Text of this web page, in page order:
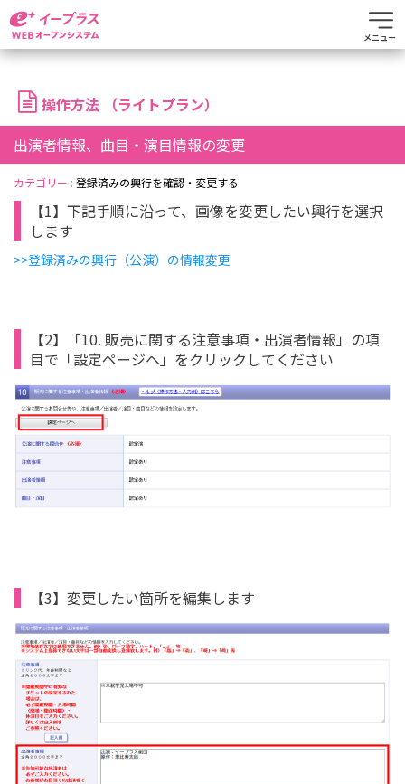
メニュー
操作方法 （ライトプラン）
出演者情報、曲目・演目情報の変更
カテゴリー : 登録済みの興行を確認・変更する
【1】下記手順に沿って、画像を変更したい興行を選択
します
>>登録済みの興行（公演）の情報変更
【2】「10. 販売に関する注意事項・出演者情報」の項
目で「設定ページヘ」をクリックしてください
【3】変更したい箇所を編集します